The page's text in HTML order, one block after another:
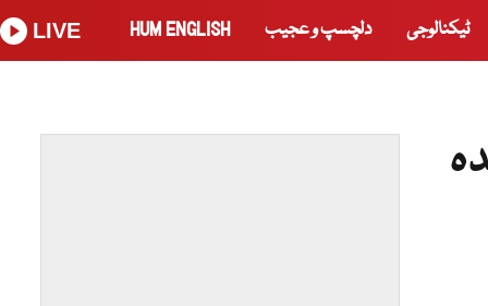
ٹیکنالوجی دلچسپ و عجیب HUM ENGLISH
LIVE